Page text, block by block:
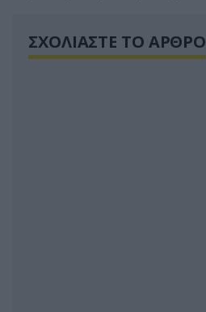
ΣΧΟΛΙΑΣΤΕ ΤΟ ΑΡΘΡΟ